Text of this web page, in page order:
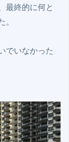
最終的に何と
でいなかった